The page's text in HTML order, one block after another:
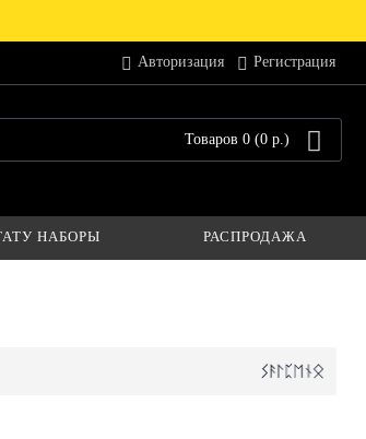
Авторизация Регистрация
Товаров 0 (0 р.)
НАБОРЫ РАСПРОДАЖА